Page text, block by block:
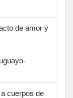
de amor y
cuerpos de